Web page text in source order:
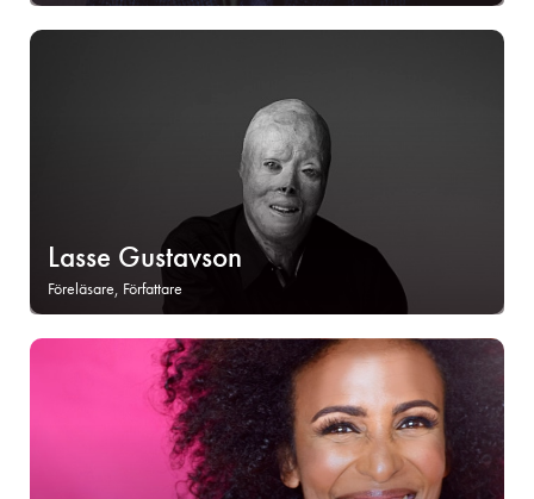
Lasse Gustavson
Föreläsare, Författare